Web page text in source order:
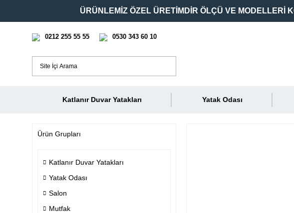
ÜRÜNLEMİZ ÖZEL ÜRETİMDİR ÖLÇÜ VE MODELLERİ
0212 255 55 55 0530 343 60 10
Katlanır Duvar Yatakları Yatak Odası
Ürün Grupları
Katlanır Duvar Yatakları
Yatak Odası
Salon
Mutfak